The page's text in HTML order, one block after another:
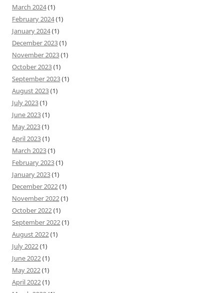
March 2024(1)
February 2024(1)
January 2024(1)
December 2023(1)
November 2023(1)
October 2023(1)
September 2023(1)
August 2023(1)
July 2023(1)
June 2023(1)
May 2023(1)
April 2023(1)
March 2023(1)
February 2023(1)
January 2023(1)
December 2022(1)
November 2022(1)
October 2022(1)
September 2022(1)
August 2022(1)
July 2022(1)
June 2022(1)
May 2022(1)
April 2022(1)